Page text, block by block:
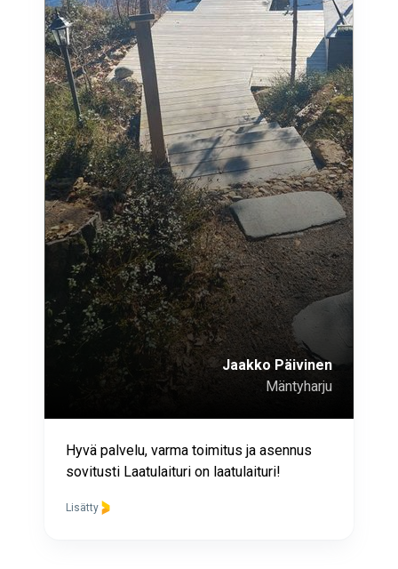
Jaakko Päivinen
Mäntyharju
Hyvä palvelu, varma toimitus ja asennus
sovitusti Laatulaituri on laatulaituri!
Lisätty